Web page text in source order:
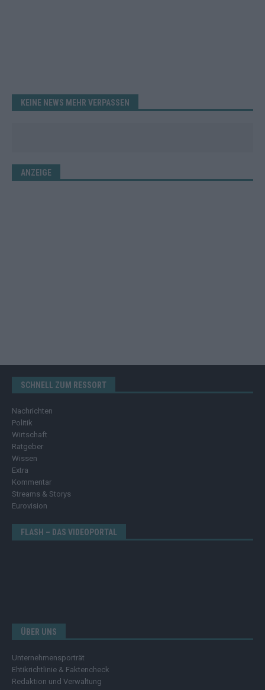
KEINE NEWS MEHR VERPASSEN
ANZEIGE
SCHNELL ZUM RESSORT
Nachrichten
Politik
Wirtschaft
Ratgeber
Wissen
Extra
Kommentar
Streams & Storys
Eurovision
FLASH – DAS VIDEOPORTAL
ÜBER UNS
Unternehmensporträt
Ehtikrichtlinie & Faktencheck
Redaktion und Verwaltung